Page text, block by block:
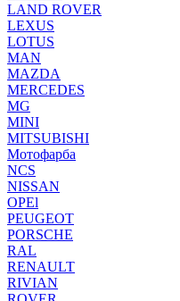
LAND ROVER
LEXUS
LOTUS
MAN
MAZDA
MERCEDES
MG
MINI
MITSUBISHI
Мотофарба
NCS
NISSAN
OPEl
PEUGEOT
PORSCHE
RAL
RENAULT
RIVIAN